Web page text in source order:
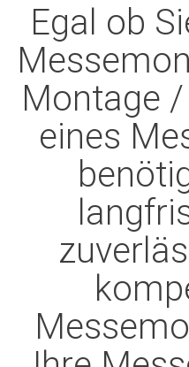
Egal ob
Montage
eines